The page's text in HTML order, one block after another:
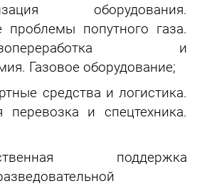
оборудования.
проблемы попутного газа.
и
Газовое оборудование;
средства и логистика.
перевозка и спецтехника.
поддержка